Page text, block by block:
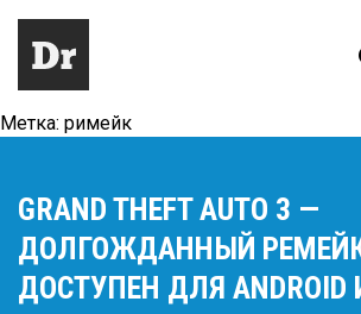
Метка: римейк
GRAND THEFT AUTO 3 —
ДОЛГОЖДАННЫЙ
ДОСТУПЕН ДЛЯ ANDROID